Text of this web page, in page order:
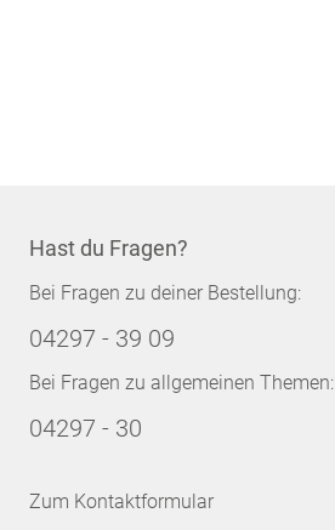
Hast du Fragen?
Bei Fragen zu deiner Bestellung:
04297 - 39 09
Bei Fragen zu allgemeinen Themen:
04297 - 30
Zum Kontaktformular